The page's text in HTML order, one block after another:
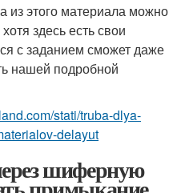
из этого материала можно
здесь есть свои
с заданием сможет даже
нашей подробной
stati/truba-dlya-
delayut
шиферную